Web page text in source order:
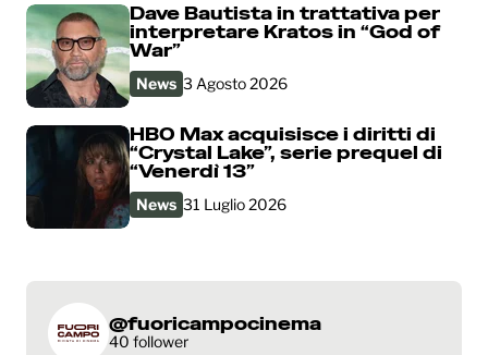
Dave Bautista in trattativa per
interpretare Kratos in “God of
War”
News 3 Agosto 2026
HBO Max acquisisce i diritti di
“Crystal Lake”, serie prequel di
“Venerdì 13”
News 31 Luglio 2026
@fuoricampocinema
40 follower